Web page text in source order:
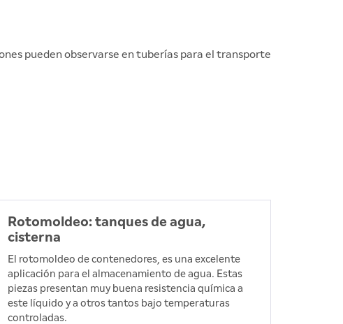
pueden observarse en tuberías para el transporte
Rotomoldeo: tanques de agua,
cisterna
El rotomoldeo de contenedores, es una excelente
aplicación para el almacenamiento de agua. Estas
piezas presentan muy buena resistencia química a
este líquido y a otros tantos bajo temperaturas
controladas.